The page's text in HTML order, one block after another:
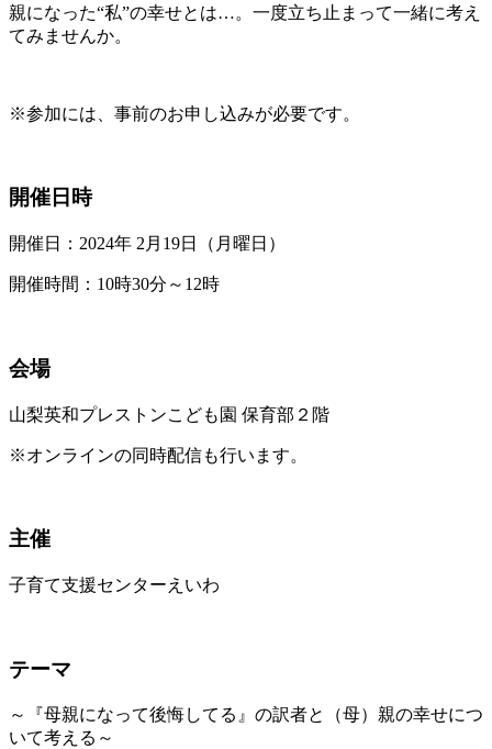
親になった“私”の幸せとは…。一度立ち止まって一緒に考え
てみませんか。
※参加には、事前のお申し込みが必要です。
開催日時
開催日：2024年 2月19日（月曜日）
開催時間：10時30分～12時
会場
山梨英和プレストンこども園 保育部２階
※オンラインの同時配信も行います。
主催
子育て支援センターえいわ
テーマ
～『母親になって後悔してる』の訳者と（母）親の幸せにつ
いて考える～